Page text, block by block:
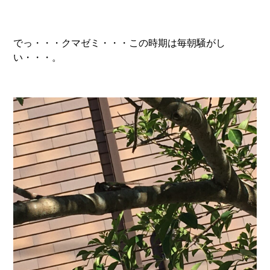
でっ・・・クマゼミ・・・この時期は毎朝騒がし
い・・・。